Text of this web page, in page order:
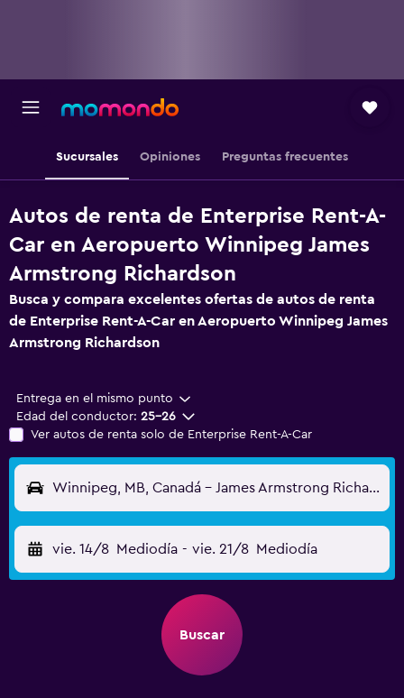
Sucursales Opiniones Preguntas frecuentes
Autos de renta de Enterprise Rent-A-
Car en Aeropuerto Winnipeg James
Armstrong Richardson
Busca y compara excelentes ofertas de autos de renta
de Enterprise Rent-A-Car en Aeropuerto Winnipeg James
Armstrong Richardson
Entrega en el mismo punto
Edad del conductor: 25-26
Ver autos de renta solo de Enterprise Rent-A-Car
Winnipeg, MB, Canadá - James Armstrong Richardson (YWG)
vie. 14/8 Mediodía - vie. 21/8 Mediodía
Buscar